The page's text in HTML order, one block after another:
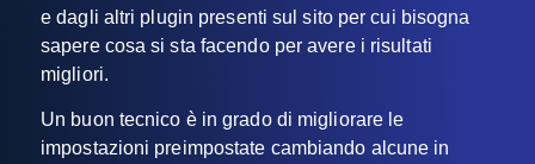
e dagli altri plugin presenti sul sito per cui bisogna
sapere cosa si sta facendo per avere i risultati
migliori.
Un buon tecnico è in grado di migliorare le
impostazioni preimpostate cambiando alcune in